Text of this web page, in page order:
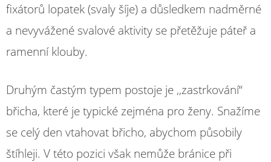
fixátorů lopatek (svaly šíje) a důsledkem nadměrné
a nevyvážené svalové aktivity se přetěžuje páteř a
ramenní klouby.
Druhým častým typem postoje je ,,zastrkování“
břicha, které je typické zejména pro ženy. Snažíme
se celý den vtahovat břicho, abychom působily
štíhleji. V této pozici však nemůže bránice při